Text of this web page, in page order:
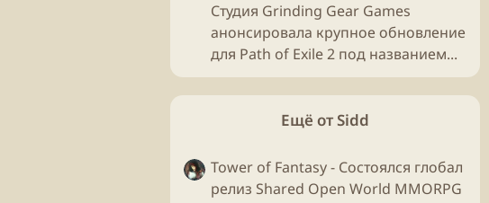
Студия Grinding Gear Games
анонсировала крупное обновление
для Path of Exile 2 под названием...
Ещё от Sidd
Tower of Fantasy - Состоялся глобал
релиз Shared Open World MMORPG